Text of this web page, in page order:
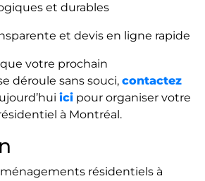
et durables
et devis en ligne rapide
votre prochain
déroule sans souci, contactez
ici pour organiser votre
à Montréal.
résidentiels à